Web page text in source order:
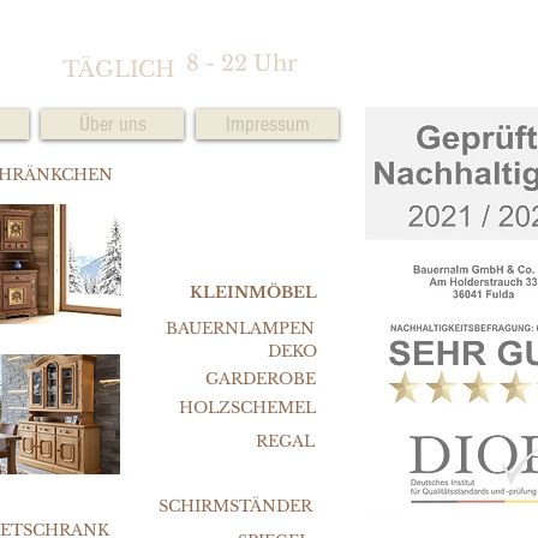
TÄGLICH 8 - 22 Uhr
Über uns Impressum
KLEINMÖBEL
BAUERNLAMPEN
DEKO
GARDEROBE
HOLZSCHEMEL
REGAL
SCHIRMSTÄNDER